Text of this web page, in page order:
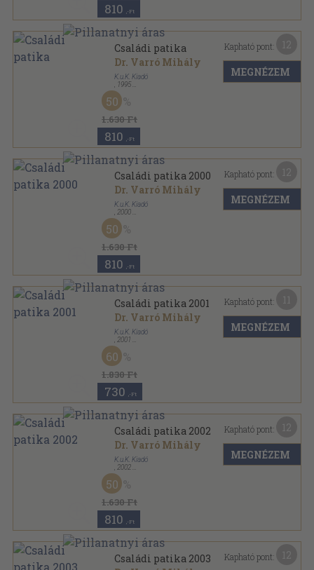
810 ,-Ft
Családi patika
Dr. Varró Mihály
K.u.K. Kiadó
1995
Fűzött kemény papírkötés
Családi patika sorozat
1.630 Ft
50
810 ,-Ft
Kapható pont:
MEGNÉZEM
Családi patika 2000
Dr. Varró Mihály
K.u.K. Kiadó
2000
Fűzött kemény papírkötés
Családi patika sorozat
1.630 Ft
50
810 ,-Ft
Kapható pont:
MEGNÉZEM
Családi patika 2001
Dr. Varró Mihály
K.u.K. Kiadó
2001
Fűzött kemény papírkötés
Családi patika sorozat
1.830 Ft
60
730 ,-Ft
Kapható pont:
MEGNÉZEM
Családi patika 2002
Dr. Varró Mihály
K.u.K. Kiadó
2002
Fűzött kemény papírkötés
Családi patika sorozat
1.630 Ft
50
810 ,-Ft
Kapható pont:
MEGNÉZEM
Családi patika 2003
Kapható pont: